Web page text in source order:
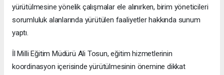
yürütülmesine yönelik çalışmalar ele alınırken, birim yöneticileri
sorumluluk alanlarında yürütülen faaliyetler hakkında sunum
yaptı.
İl Milli Eğitim Müdürü Ali Tosun, eğitim hizmetlerinin
koordinasyon içerisinde yürütülmesinin önemine dikkat